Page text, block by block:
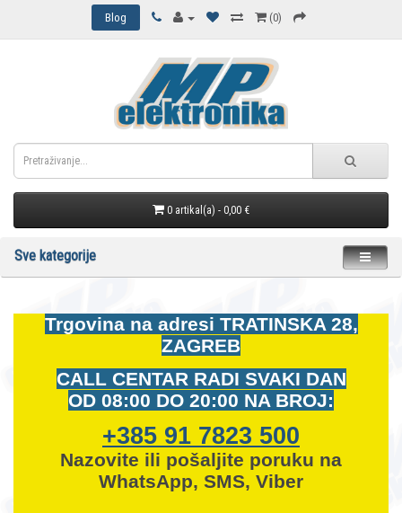
Blog (0)
0 artikal(a) - 0,00 €
Sve kategorije
Trgovina na adresi TRATINSKA 28,
ZAGREB
CALL CENTAR RADI SVAKI DAN
OD 08:00 DO 20:00 NA BROJ:
+385 91 7823 500
Nazovite ili pošaljite poruku na
WhatsApp, SMS, Viber